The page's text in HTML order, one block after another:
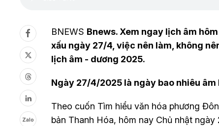
Zalo
BNEWS Bnews. Xem ngay lịch âm
xấu ngày 27/4, việc nên làm, không
lịch âm - dương 2025.
Ngày 27/4/2025 là ngày bao nhiêu âm
Theo cuốn Tìm hiểu văn hóa phương
bản Thanh Hóa, hôm nay Chủ nhật